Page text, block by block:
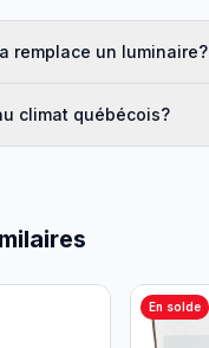
remplace un luminaire?
climat québécois?
En solde